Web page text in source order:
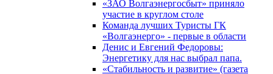
«ЗАО Волгаэнергосбыт» приняло
участие в круглом столе
Команда лучших Туристы ГК
«Волгаэнерго» - первые в области
Денис и Евгений Федоровы:
Энергетику для нас выбрал папа.
«Стабильность и развитие» (газета